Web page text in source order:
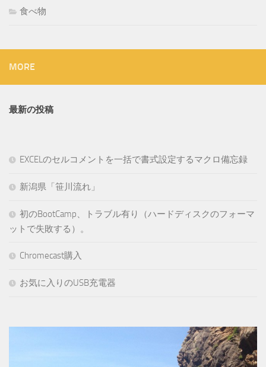
食べ物
MORE
最新の投稿
EXCELのセルコメントを一括で書式設定するマクロ備忘録
新潟県「笹川流れ」
初のBootCamp、トラブル有り（ハードディスクのフォーマ
ットで失敗する）。
Chromecast購入
お気に入りのUSB充電器